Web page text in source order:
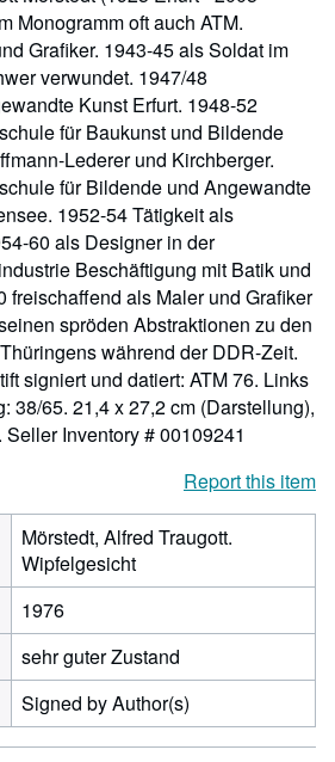
Monogramm oft auch ATM.
Grafiker. 1943-45 als Soldat im
verwundet. 1947/48
Kunst Erfurt. 1948-52
für Baukunst und Bildende
Lederer und Kirchberger.
für Bildende und Angewandte
1952-54 Tätigkeit als
60 als Designer in der
Beschäftigung mit Batik und
freischaffend als Maler und Grafiker
spröden Abstraktionen zu den
während der DDR-Zeit.
signiert und datiert: ATM 76. Links
38/65. 21,4 x 27,2 cm (Darstellung),
Seller Inventory # 00109241
Report this item
Mörstedt, Alfred Traugott.
Wipfelgesicht
1976
sehr guter Zustand
Signed by Author(s)